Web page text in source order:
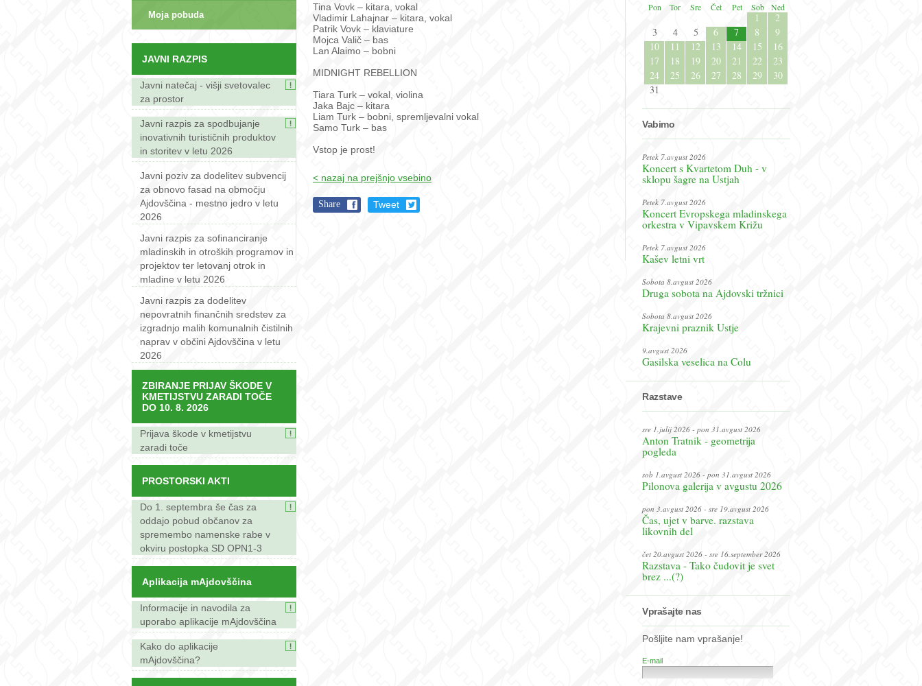
Moja pobuda
JAVNI RAZPIS
Javni natečaj - višji svetovalec
za prostor
Javni razpis za spodbujanje
inovativnih turističnih produktov
in storitev v letu 2026
Javni poziv za dodelitev subvencij
za obnovo fasad na območju
Ajdovščina - mestno jedro v letu
2026
Javni razpis za sofinanciranje
mladinskih in otroških programov in
projektov ter letovanj otrok in
mladine v letu 2026
Javni razpis za dodelitev
nepovratnih finančnih sredstev za
izgradnjo malih komunalnih čistilnih
naprav v občini Ajdovščina v letu
2026
ZBIRANJE PRIJAV ŠKODE V
KMETIJSTVU ZARADI TOČE
DO 10. 8. 2026
Prijava škode v kmetijstvu
zaradi toče
PROSTORSKI AKTI
Do 1. septembra še čas za
oddajo pobud občanov za
spremembo namenske rabe v
okviru postopka SD OPN1-3
Aplikacija mAjdovščina
Informacije in navodila za
uporabo aplikacije mAjdovščina
Kako do aplikacije
mAjdovščina?
Tina Vovk – kitara, vokal
Vladimir Lahajnar – kitara, vokal
Patrik Vovk – klaviature
Mojca Valič – bas
Lan Alaimo – bobni
MIDNIGHT REBELLION
Tiara Turk – vokal, violina
Jaka Bajc – kitara
Liam Turk – bobni, spremljevalni vokal
Samo Turk – bas
Vstop je prost!
< nazaj na prejšnjo vsebino
Share Tweet
Pon
Tor Sre Čet Pet Sob Ned
1
2
3
4 5 6 7 8
9
10
11 12 13 14 15
16
17
18 19 20 21 22
23
24
25 26 27 28 29
30
31
Vabimo
Petek 7.avgust 2026
Koncert s Kvartetom Duh - v
sklopu šagre na Ustjah
Petek 7.avgust 2026
Koncert Evropskega mladinskega
orkestra v Vipavskem Križu
Petek 7.avgust 2026
Kašev letni vrt
Sobota 8.avgust 2026
Druga sobota na Ajdovski tržnici
Sobota 8.avgust 2026
Krajevni praznik Ustje
9.avgust 2026
Gasilska veselica na Colu
Razstave
sre 1.julij 2026 - pon 31.avgust 2026
Anton Tratnik - geometrija
pogleda
sob 1.avgust 2026 - pon 31.avgust 2026
Pilonova galerija v avgustu 2026
pon 3.avgust 2026 - sre 19.avgust 2026
Čas, ujet v barve. razstava
likovnih del
čet 20.avgust 2026 - sre 16.september 2026
Razstava - Tako čudovit je svet
brez ...(?)
Vprašajte nas
Pošljite nam vprašanje!
E-mail